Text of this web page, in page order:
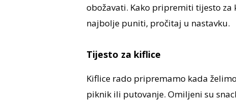
obožavati. Kako pripremiti tijesto za
najbolje puniti, pročitaj u nastavku.
Tijesto za kiflice
Kiflice rado pripremamo kada
piknik ili putovanje. Omiljeni su